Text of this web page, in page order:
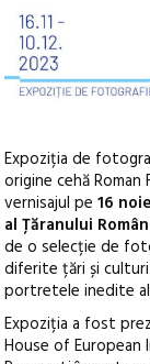
Expoziția de
origine cehă
vernisajul pe16
al Țăranului
de o selecție de
diferite țări și culturi
portretele inedite
Expoziția a fost
House of